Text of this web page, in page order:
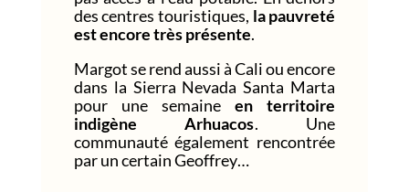
des centres touristiques, la pauvreté
est encore très présente.
Margot se rend aussi à Cali ou encore
dans la Sierra Nevada Santa Marta
pour une semaineen territoire
indigène Arhuacos. Une
communauté également rencontrée
par un certain Geoffrey…